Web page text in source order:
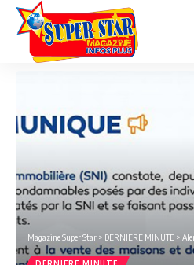
Magazine Super Star > DERNIERE MINUTE > Alerte